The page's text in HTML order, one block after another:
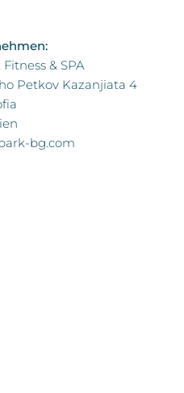
Fitness & SPA
Petkov Kazanjiata 4
bg.com